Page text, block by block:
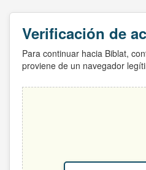
Verificación de
Para continuar hacia Biblat,
proviene de un navegador